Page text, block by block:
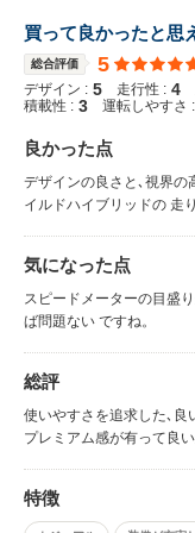
買って良かったと思
総合評価 5
デザイン : 5 走行性 : 4
積載性 : 3 運転しやすさ :
良かった点
デザインの良さと､視界の
イルドハイブリッドの 走
気になった点
スピードメーターの目盛
ば問題ない ですね。
総評
使いやすさを追求した､良
プレミアム感が有って良
特徴